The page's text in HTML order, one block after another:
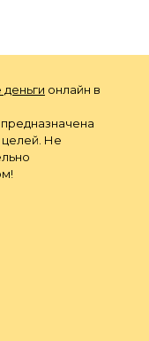
онлайн в
целей. Не